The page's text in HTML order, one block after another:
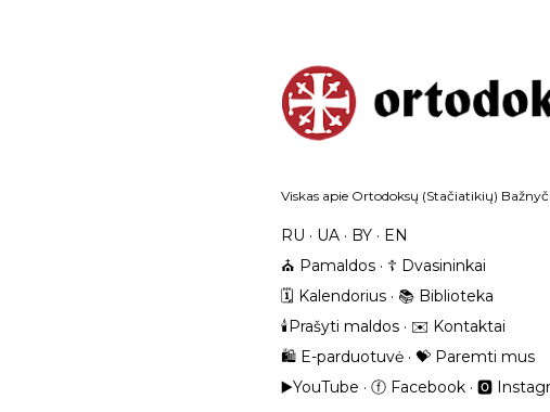
Viskas apie Ortodoksų (Stačiatikių)
RU UA BY
EN
⛪️ Pamaldos
☦️ Dvasininkai
🗓️ Kalendorius
📚 Biblioteka
🕯️Prašyti maldos
✉️ Kontaktai
🛍️ E-parduotuvė
💝 Paremti mus
▶️YouTube
ⓕ Facebook 🅾